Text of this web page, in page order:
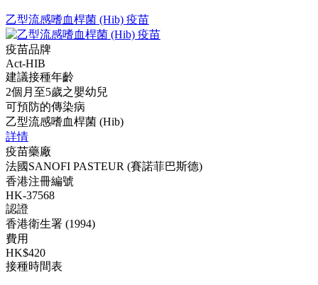
乙型流感嗜血桿菌 (Hib) 疫苗
疫苗品牌
Act-HIB
建議接種年齡
2個月至5歲之嬰幼兒
可預防的傳染病
乙型流感嗜血桿菌 (Hib)
詳情
疫苗藥廠
法國SANOFI PASTEUR (賽諾菲巴斯德)
香港注冊編號
HK-37568
認證
香港衛生署 (1994)
費用
HK$420
接種時間表